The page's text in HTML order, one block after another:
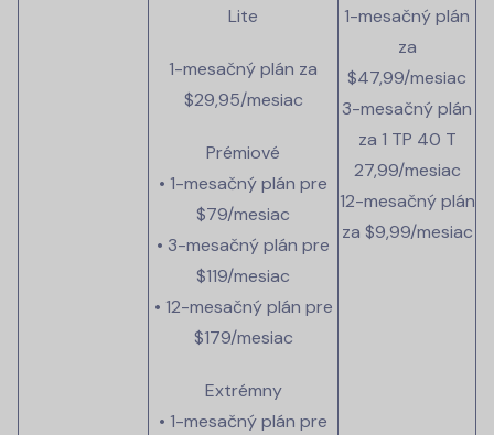
Lite
1-mesačný plán za
$29,95/mesiac
Prémiové
• 1-mesačný plán pre
$79/mesiac
• 3-mesačný plán pre
$119/mesiac
• 12-mesačný plán pre
$179/mesiac
Extrémny
• 1-mesačný plán pre
1-mesačný plán
za
$47,99/mesiac
3-mesačný plán
za 1 TP 40 T
27,99/mesiac
12-mesačný plán
za $9,99/mesiac